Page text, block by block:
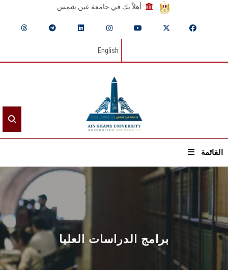
أهلاً بك في جامعة عين شمس
English
القائمة
الرئيسيـة
عن الجامعة
القطاعـات
الشئون الأكاديمية
برامج الدراسات العليا